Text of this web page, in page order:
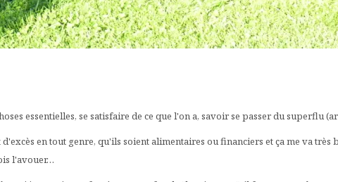
essentielles, se satisfaire de ce que l'on a, savoir se passer du superflu
en tout genre, qu'ils soient alimentaires ou financiers et ça me va
l'avouer…